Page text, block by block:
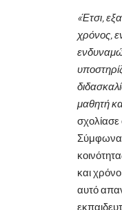
«Έτσι,
χρόνος,
μαθητή
σχολίασε
Σύμφωνα
και
αυτό